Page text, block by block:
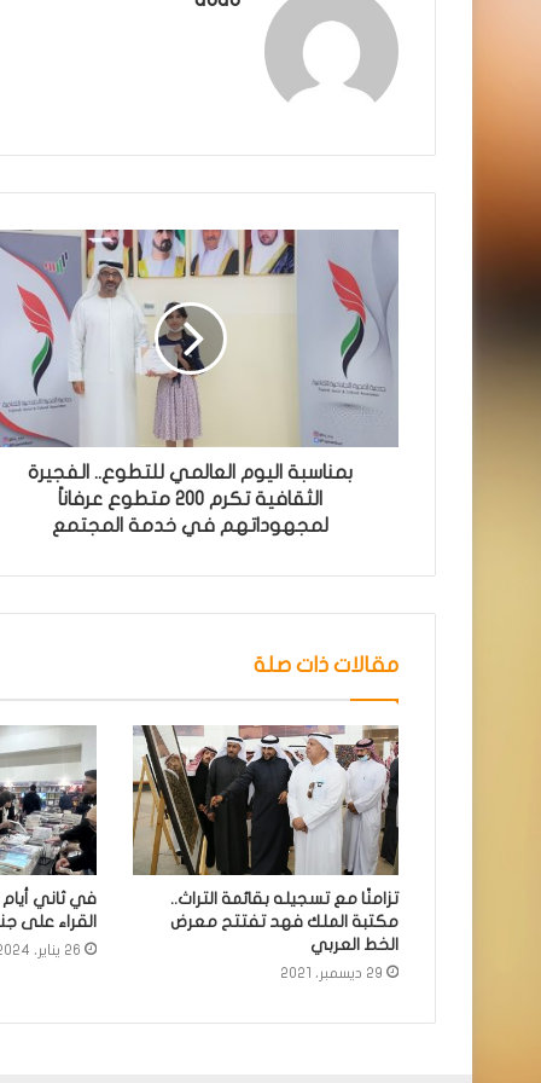
بمناسبة اليوم العالمي للتطوع.. الفجيرة
الثقافية تكرم ٢٠٠ متطوع عرفاناً
لمجهوداتهم في خدمة المجتمع
مقالات ذات صلة
تزامنًا مع تسجيله بقائمة التراث..
مكتبة الملك فهد تفتتح معرض
الخط العربي
29 ديسمبر، 2021
في ثاني أيام
القراء على
26 يناير، 2024